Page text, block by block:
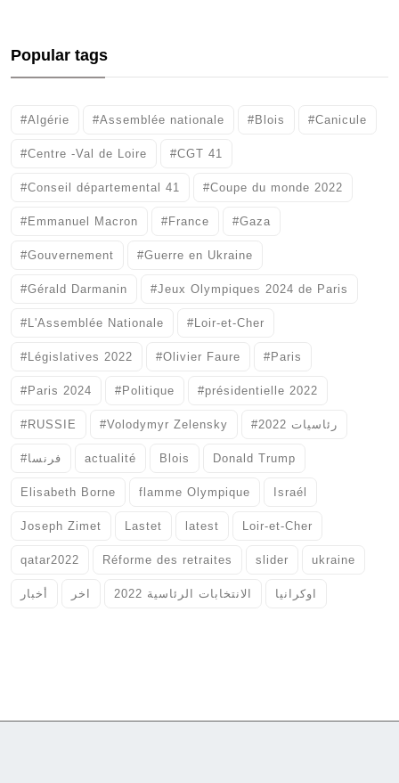
Popular tags
#Algérie #Assemblée nationale #Blois #Canicule
#Centre -Val de Loire #CGT 41
#Conseil départemental 41 #Coupe du monde 2022
#Emmanuel Macron #France #Gaza
#Gouvernement #Guerre en Ukraine
#Gérald Darmanin #Jeux Olympiques 2024 de Paris
#L'Assemblée Nationale #Loir-et-Cher
#Législatives 2022 #Olivier Faure #Paris
#Paris 2024 #Politique #présidentielle 2022
#RUSSIE #Volodymyr Zelensky #رئاسيات 2022
#فرنسا actualité Blois Donald Trump
Elisabeth Borne flamme Olympique Israél
Joseph Zimet Lastet latest Loir-et-Cher
qatar2022 Réforme des retraites slider ukraine
أخبار اخر الانتخابات الرئاسية 2022 اوكرانيا